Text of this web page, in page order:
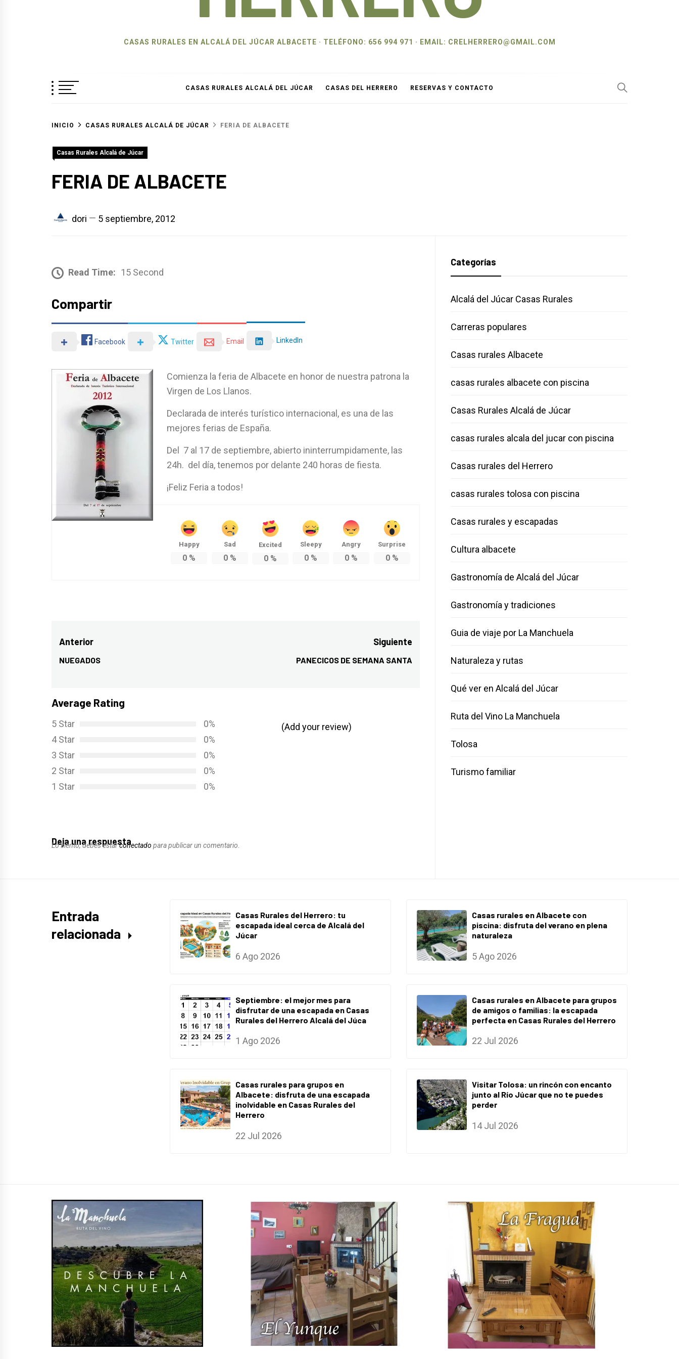
CASAS RURALES EN ALCALÁ DEL JÚCAR ALBACETE · TELÉFONO: 656 994 971 · EMAIL: CRELHERRERO@GMAIL.COM
CASAS RURALES ALCALÁ DEL JÚCAR CASAS DEL HERRERO RESERVAS Y CONTACTO
INICIO CASAS RURALES ALCALÁ DE JÚCAR FERIA DE ALBACETE
Casas Rurales Alcalá de Júcar
FERIA DE ALBACETE
dori 5 septiembre, 2012
Read Time: 15 Second
Compartir
Facebook Twitter Email LinkedIn
Comienza la feria de Albacete en honor de nuestra patrona la
Virgen de Los Llanos.
Declarada de interés turístico internacional, es una de las
mejores ferias de España.
Del 7 al 17 de septiembre, abierto ininterrumpidamente, las
24h. del día, tenemos por delante 240 horas de fiesta.
¡Feliz Feria a todos!
Happy
0 %
Sad
0%
Excited
0%
Sleepy
0 %
Angry
0 %
Surprise
0%
Navegación
de
Anterior
Entrada
NUEGADOS
Siguiente
Entrada
PANECICOS DE SEMANA SANTA
Average Rating
5 Star
0%
4 Star
0%
3 Star
0%
2 Star
0%
1 Star
0%
(Add your review)
Deja una respuesta
Lo siento, debes estarconectado para publicar un comentario.
Categorías
Alcalá del Júcar Casas Rurales
Carreras populares
Casas rurales Albacete
casas rurales albacete con piscina
Casas Rurales Alcalá de Júcar
casas rurales alcala del jucar con piscina
Casas rurales del Herrero
casas rurales tolosa con piscina
Casas rurales y escapadas
Cultura albacete
Gastronomía de Alcalá del Júcar
Gastronomía y tradiciones
Guia de viaje por La Manchuela
Naturaleza y rutas
Qué ver en Alcalá del Júcar
Ruta del Vino La Manchuela
Tolosa
Turismo familiar
Entrada
relacionada
Casas Rurales del Herrero: tu
escapada ideal cerca de Alcalá del
Júcar
6 Ago 2026
Casas rurales en Albacete con
piscina: disfruta del verano en plena
naturaleza
5 Ago 2026
Septiembre: el mejor mes para
disfrutar de una escapada en Casas
Rurales del Herrero Alcalá del Júca
1 Ago 2026
Casas rurales en Albacete para grupos
de amigos o familias: la escapada
perfecta en Casas Rurales del Herrero
22 Jul 2026
Casas rurales para grupos en
Albacete: disfruta de una escapada
inolvidable en Casas Rurales del
Herrero
22 Jul 2026
Visitar Tolosa: un rincón con encanto
junto al Río Júcar que no te puedes
perder
14 Jul 2026